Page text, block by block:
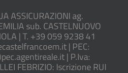
ASSICURAZIONI ag.
sub. CASTELNUOVO
| T. +39 059 9238 41
| PEC:
| P.Iva:
FEBRIZIO: Iscrizione RUI